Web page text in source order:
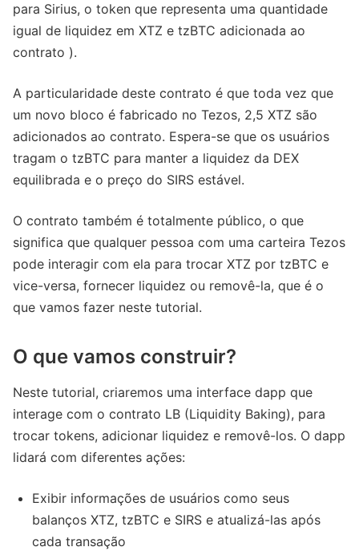
para Sirius, o token que representa uma quantidade
igual de liquidez em XTZ e tzBTC adicionada ao
contrato ).
A particularidade deste contrato é que toda vez que
um novo bloco é fabricado no Tezos, 2,5 XTZ são
adicionados ao contrato. Espera-se que os usuários
tragam o tzBTC para manter a liquidez da DEX
equilibrada e o preço do SIRS estável.
O contrato também é totalmente público, o que
significa que qualquer pessoa com uma carteira Tezos
pode interagir com ela para trocar XTZ por tzBTC e
vice-versa, fornecer liquidez ou removê-la, que é o
que vamos fazer neste tutorial.
O que vamos construir?
Neste tutorial, criaremos uma interface dapp que
interage com o contrato LB (Liquidity Baking), para
trocar tokens, adicionar liquidez e removê-los. O dapp
lidará com diferentes ações:
Exibir informações de usuários como seus
balanços XTZ, tzBTC e SIRS e atualizá-las após
cada transação